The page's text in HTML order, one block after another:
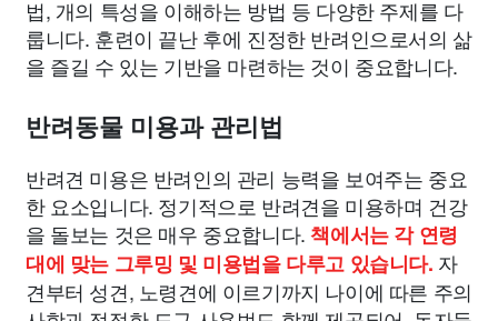
법, 개의 특성을 이해하는 방법 등 다양한 주제를 다
룹니다. 훈련이 끝난 후에 진정한 반려인으로서의 삶
을 즐길 수 있는 기반을 마련하는 것이 중요합니다.
반려동물 미용과 관리법
반려견 미용은 반려인의 관리 능력을 보여주는 중요
한 요소입니다. 정기적으로 반려견을 미용하며 건강
을 돌보는 것은 매우 중요합니다.책에서는 각 연령
대에 맞는 그루밍 및 미용법을 다루고 있습니다. 자
견부터 성견, 노령견에 이르기까지 나이에 따른 주의